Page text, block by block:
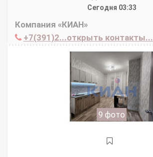
Сегодня 03:33
Компания «КИАН»
+7(391)2...открыть контакты...
9 фото